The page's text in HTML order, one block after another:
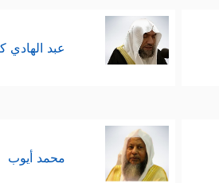
عبد الهادي
محمد أيوب